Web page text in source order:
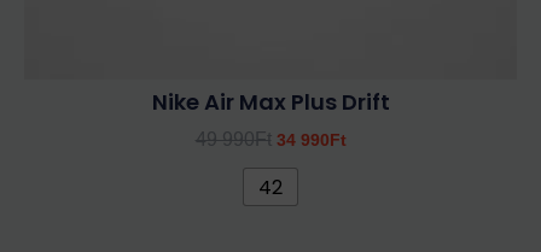
Nike Air Max Plus Drift
49 990Ft 34 990Ft
42